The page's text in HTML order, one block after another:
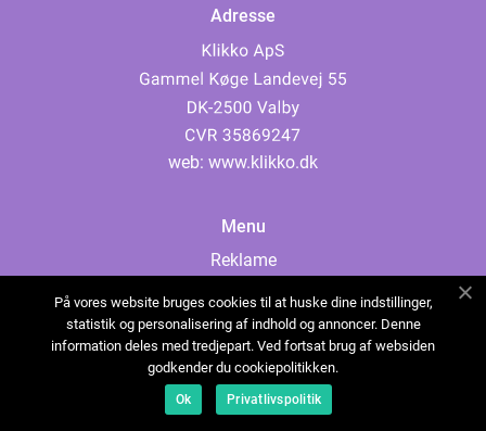
Adresse
web: www.klikko.dk
Menu
Reklame
Cookies
Kontakt Oss
Sitemap
På vores website bruges cookies til at huske dine indstillinger,
statistik og personalisering af indhold og annoncer. Denne
information deles med tredjepart. Ved fortsat brug af websiden
godkender du cookiepolitikken.
Ok Privatlivspolitik